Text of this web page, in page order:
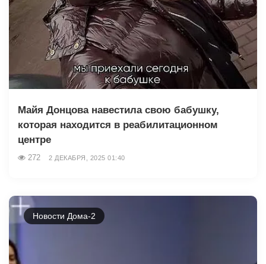
Майя Донцова навестила свою бабушку,
которая находится в реабилитационном
центре
272 2 ДЕКАБРЯ, 2025 01:40
Новости Дома-2